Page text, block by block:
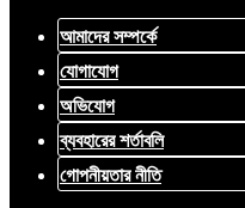
আমাদের সম্পর্কে
যোগাযোগ
অভিযোগ
ব্যবহারের শর্তাবলি
গোপনীয়তার নীতি